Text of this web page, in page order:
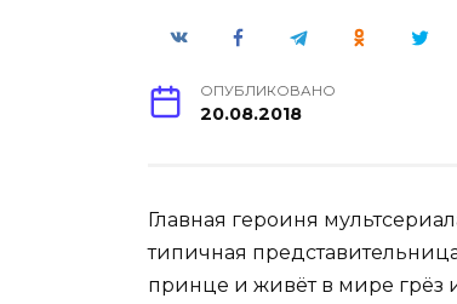
ОПУБЛИКОВАНО
20.08.2018
Главная героиня
типичная
принце и живёт в мире грёз